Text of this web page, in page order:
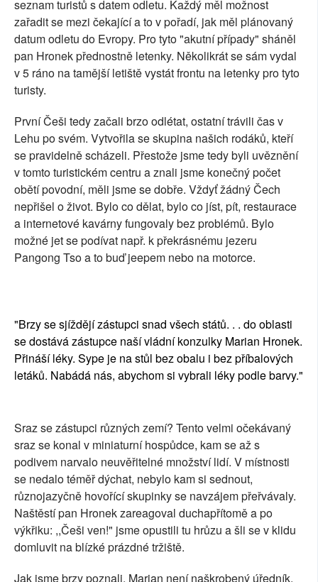
seznam turistů s datem odletu. Každý měl možnost
zařadit se mezi čekající a to v pořadí, jak měl plánovaný
datum odletu do Evropy. Pro tyto "akutní případy" sháněl
pan Hronek přednostně letenky. Několikrát se sám vydal
v 5 ráno na tamější letiště vystát frontu na letenky pro tyto
turisty.
První Češi tedy začali brzo odlétat, ostatní trávili čas v
Lehu po svém. Vytvořila se skupina našich rodáků, kteří
se pravidelně scházeli. Přestože jsme tedy byli uvěznění
v tomto turistickém centru a znali jsme konečný počet
obětí povodní, měli jsme se dobře. Vždyť žádný Čech
nepřišel o život. Bylo co dělat, bylo co jíst, pít, restaurace
a internetové kavárny fungovaly bez problémů. Bylo
možné jet se podívat např. k překrásnému jezeru
Pangong Tso a to buď jeepem nebo na motorce.
"Brzy se sjíždějí zástupci snad všech států. . . do oblasti
se dostává zástupce naší vládní konzulky Marian Hronek.
Přináší léky. Sype je na stůl bez obalu i bez příbalových
letáků. Nabádá nás, abychom si vybrali léky podle barvy."
Sraz se zástupci různých zemí? Tento velmi očekávaný
sraz se konal v miniaturní hospůdce, kam se až s
podivem narvalo neuvěřitelné množství lidí. V místnosti
se nedalo téměř dýchat, nebylo kam si sednout,
různojazyčně hovořící skupinky se navzájem přeřvávaly.
Naštěstí pan Hronek zareagoval duchapřítomě a po
výkřiku: ,,Češi ven!" jsme opustili tu hrůzu a šli se v klidu
domluvit na blízké prázdné tržiště.
Jak jsme brzy poznali, Marian není naškrobený úředník.